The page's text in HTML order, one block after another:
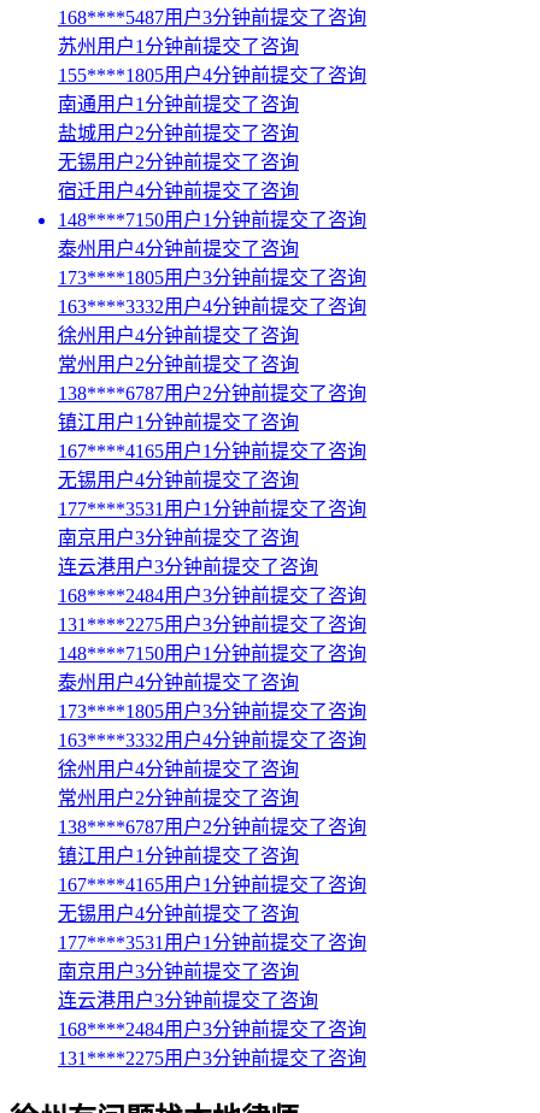
168****5487用户3分钟前提交了咨询
苏州用户1分钟前提交了咨询
155****1805用户4分钟前提交了咨询
南通用户1分钟前提交了咨询
盐城用户2分钟前提交了咨询
无锡用户2分钟前提交了咨询
宿迁用户4分钟前提交了咨询
148****7150用户1分钟前提交了咨询
泰州用户4分钟前提交了咨询
173****1805用户3分钟前提交了咨询
163****3332用户4分钟前提交了咨询
徐州用户4分钟前提交了咨询
常州用户2分钟前提交了咨询
138****6787用户2分钟前提交了咨询
镇江用户1分钟前提交了咨询
167****4165用户1分钟前提交了咨询
无锡用户4分钟前提交了咨询
177****3531用户1分钟前提交了咨询
南京用户3分钟前提交了咨询
连云港用户3分钟前提交了咨询
168****2484用户3分钟前提交了咨询
131****2275用户3分钟前提交了咨询
148****7150用户1分钟前提交了咨询
泰州用户4分钟前提交了咨询
173****1805用户3分钟前提交了咨询
163****3332用户4分钟前提交了咨询
徐州用户4分钟前提交了咨询
常州用户2分钟前提交了咨询
138****6787用户2分钟前提交了咨询
镇江用户1分钟前提交了咨询
167****4165用户1分钟前提交了咨询
无锡用户4分钟前提交了咨询
177****3531用户1分钟前提交了咨询
南京用户3分钟前提交了咨询
连云港用户3分钟前提交了咨询
168****2484用户3分钟前提交了咨询
131****2275用户3分钟前提交了咨询